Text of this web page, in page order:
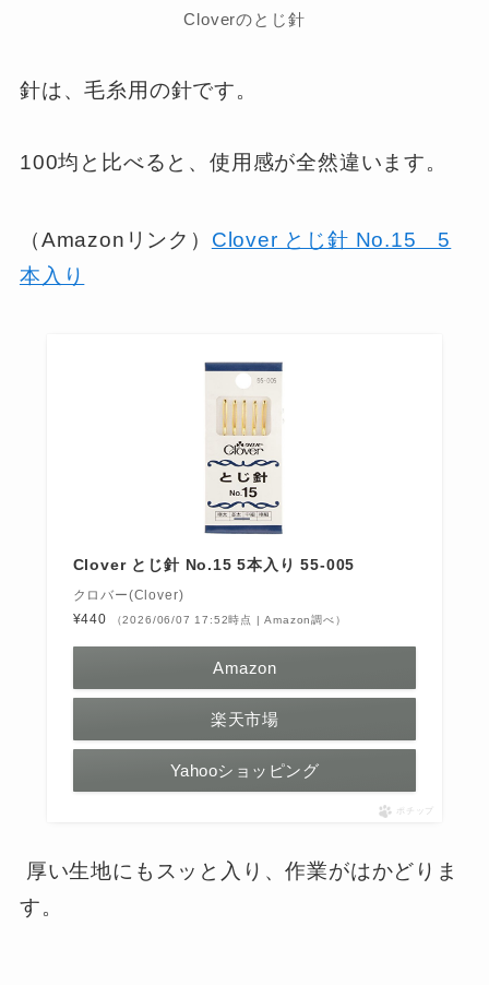
Cloverのとじ針
針は、毛糸用の針です。
100均と比べると、使用感が全然違います。
（Amazonリンク） Clover とじ針 No.15 5
本入り
Clover とじ針 No.15 5本入り 55-005
クロバー(Clover)
¥440
（2026/06/07 17:52時点 | Amazon調べ）
Amazon
楽天市場
Yahooショッピング
ポチップ
厚い生地にもスッと入り、作業がはかどりま
す。